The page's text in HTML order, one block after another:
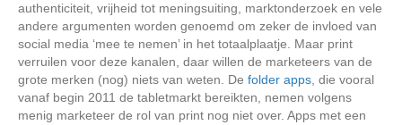
authenticiteit, vrijheid tot meningsuiting, marktonderzoek en vele
andere argumenten worden genoemd om zeker de invloed van
social media ‘mee te nemen’ in het totaalplaatje. Maar print
verruilen voor deze kanalen, daar willen de marketeers van de
grote merken (nog) niets van weten. De folder apps, die vooral
vanaf begin 2011 de tabletmarkt bereikten, nemen volgens
menig marketeer de rol van print nog niet over. Apps met een